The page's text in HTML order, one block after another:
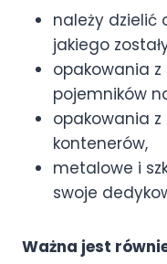
należy dzielić
jakiego
opakowania
pojemników
opakowania
kontenerów,
metalowe i
swoje
Ważna jest